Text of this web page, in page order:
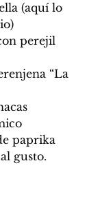
(aquí lo
perejil
“La
paprika
gusto.